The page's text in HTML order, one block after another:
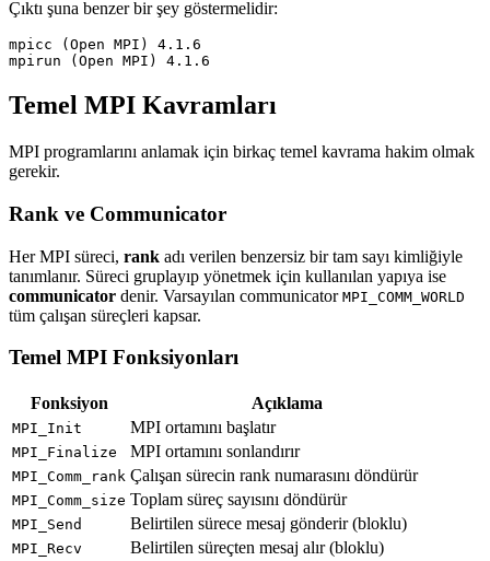
Çıktı şuna benzer bir şey göstermelidir:
mpicc (Open MPI) 4.1.6
Temel MPI Kavramları
MPI programlarını anlamak için birkaç temel kavrama hakim olmak
gerekir.
Rank ve Communicator
Her MPI süreci, rank adı verilen benzersiz bir tam sayı kimliğiyle
tanımlanır. Süreci gruplayıp yönetmek için kullanılan yapıya ise
communicator denir. Varsayılan communicator MPI_COMM_WORLD
tüm çalışan süreçleri kapsar.
Temel MPI Fonksiyonları
Fonksiyon Açıklama
MPI_Init MPI ortamını başlatır
MPI_Finalize MPI ortamını sonlandırır
MPI_Comm_rank Çalışan sürecin rank numarasını döndürür
MPI_Comm_size Toplam süreç sayısını döndürür
MPI_Send Belirtilen sürece mesaj gönderir (bloklu)
MPI_Recv Belirtilen süreçten mesaj alır (bloklu)